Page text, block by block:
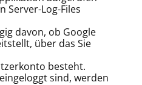
Server-Log-Files
davon, ob Google
über das Sie
besteht.
sind, werden